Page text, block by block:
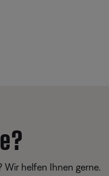
Wir helfen Ihnen gerne.